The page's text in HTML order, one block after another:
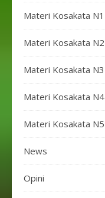
Materi Kosakata N1
Materi Kosakata N2
Materi Kosakata N3
Materi Kosakata N4
Materi Kosakata N5
News
Opini